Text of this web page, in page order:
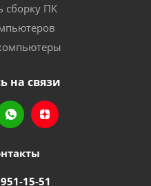
сборку ПК
на связи
15-51